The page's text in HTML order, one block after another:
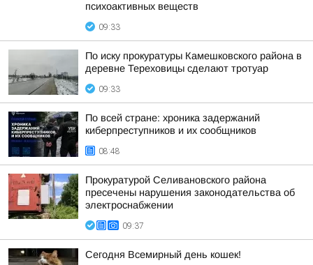
психоактивных веществ
09:33
По иску прокуратуры Камешковского района в
деревне Тереховицы сделают тротуар
09:33
По всей стране: хроника задержаний
киберпреступников и их сообщников
08:48
Прокуратурой Селивановского района
пресечены нарушения законодательства об
электроснабжении
09:37
Сегодня Всемирный день кошек!